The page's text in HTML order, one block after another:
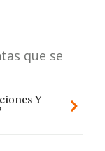
que se
Y